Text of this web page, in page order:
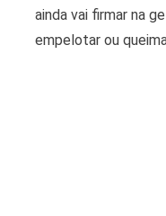
ainda vai firmar na
empelotar ou